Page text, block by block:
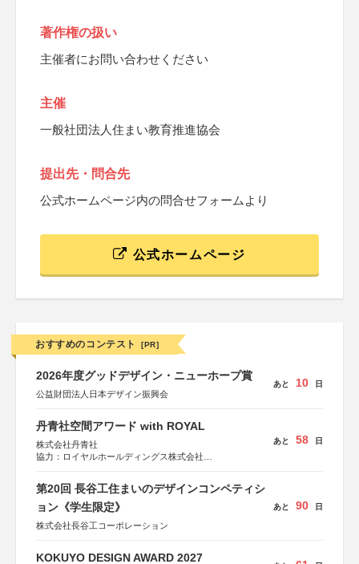
著作権の扱い
主催者にお問い合わせください
主催
一般社団法人住まい教育推進協会
提出先・問合先
公式ホームページ内の問合せフォームより
公式ホームページ
おすすめのコンテスト [PR]
2026年度グッドデザイン・ニューホープ賞
公益財団法人日本デザイン振興会
あと 10 日
丹青社空間アワード with ROYAL
株式会社丹青社
協力：ロイヤルホールディングス株式会社
あと 58 日
第20回 長谷工住まいのデザインコンペティシ
ョン《学生限定》
株式会社長谷工コーポレーション
あと 90 日
KOKUYO DESIGN AWARD 2027